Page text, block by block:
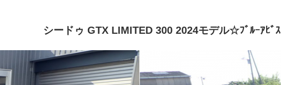
シードゥ GTX LIMITED 300 2024モデル☆ﾌﾞﾙｰｱﾋﾞｽ